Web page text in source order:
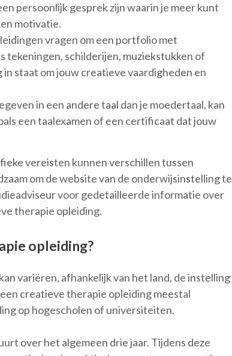
persoonlijk gesprek zijn waarin je meer kunt
motivatie.
vragen om een portfolio met
tekeningen, schilderijen, muziekstukken of
staat om jouw creatieve vaardigheden en
in een andere taal dan je moedertaal, kan
een taalexamen of een certificaat dat jouw
vereisten kunnen verschillen tussen
om de website van de onderwijsinstelling te
voor gedetailleerde informatie over
therapie opleiding.
opleiding?
variëren, afhankelijk van het land, de instelling
creatieve therapie opleiding meestal
op hogescholen of universiteiten.
over het algemeen drie jaar. Tijdens deze